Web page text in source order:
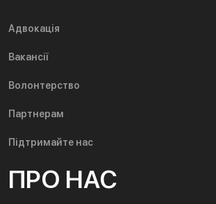
Адвокація
Вакансії
Волонтерство
Партнерам
Підтримайте нас
ПРО НАС